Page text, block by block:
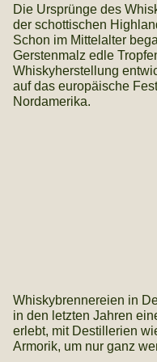
Die Ursprünge des
der schottischen
Schon im Mittelalter
Gerstenmalz edle
Whiskyherstellung
auf das europäische
Nordamerika.
Whiskybrennereien in
in den letzten Jahren
erlebt, mit Destillerien
Armorik, um nur ganz